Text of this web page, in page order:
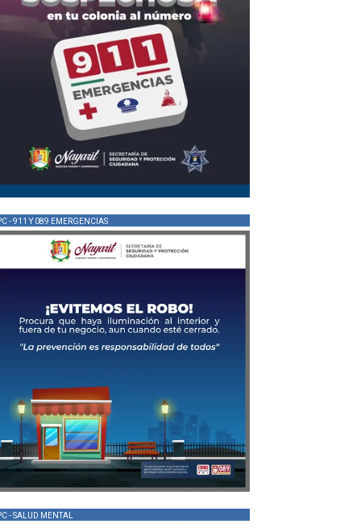
- 911 Y 089 EMERGENCIAS
- SALUD MENTAL